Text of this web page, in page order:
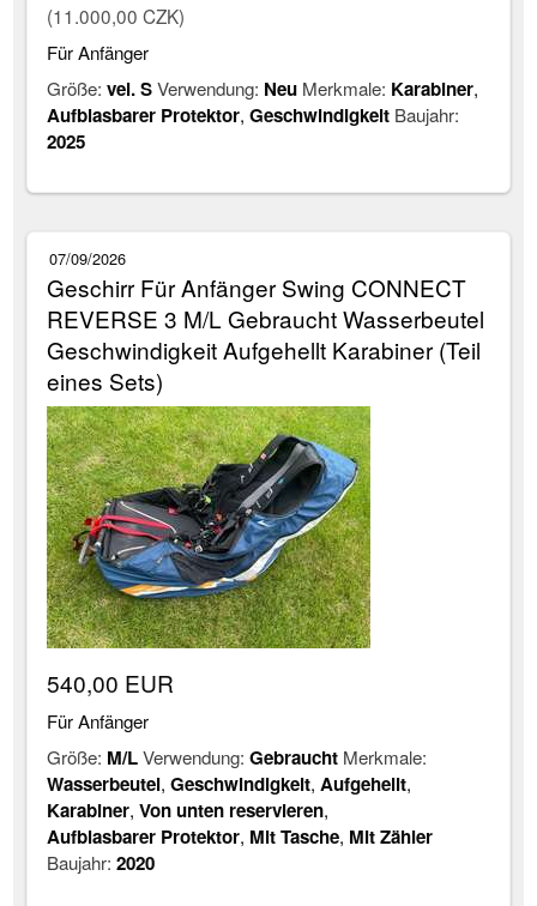
(11.000,00 CZK)
Für Anfänger
Größe:vel. SVerwendung: Neu Merkmale: Karabiner,
Aufblasbarer Protektor,Geschwindigkeit Baujahr:
2025
07/09/2026
Geschirr Für Anfänger Swing CONNECT
REVERSE 3 M/L Gebraucht Wasserbeutel
Geschwindigkeit Aufgehellt Karabiner (Teil
eines Sets)
540,00 EUR
Für Anfänger
Größe: M/LVerwendung:Gebraucht Merkmale:
Wasserbeutel,Geschwindigkeit, Aufgehellt,
Karabiner,Von unten reservieren,
Aufblasbarer Protektor, Mit Tasche, Mit Zähler
Baujahr:2020